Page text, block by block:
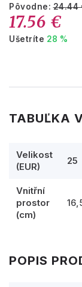
Pôvodne:24.44
17.56 €
Ušetríte 28 %
TABUĽKA
Velikost
(EUR)
25
Vnitřní
prostor
(cm)
POPIS